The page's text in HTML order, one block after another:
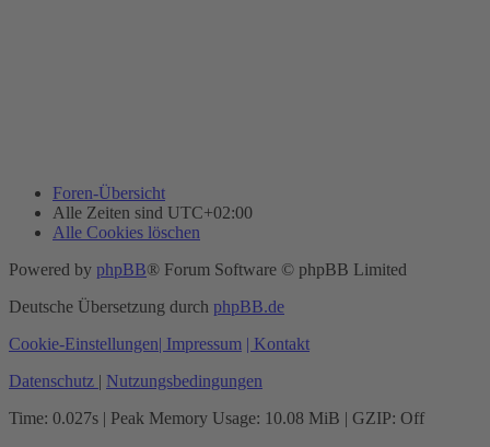
Foren-Übersicht
Alle Zeiten sind UTC+02:00
Alle Cookies löschen
Powered by phpBB® Forum Software © phpBB Limited
Deutsche Übersetzung durch phpBB.de
Cookie-Einstellungen| Impressum | Kontakt
Datenschutz | Nutzungsbedingungen
Time: 0.027s | Peak Memory Usage: 10.08 MiB | GZIP: Off